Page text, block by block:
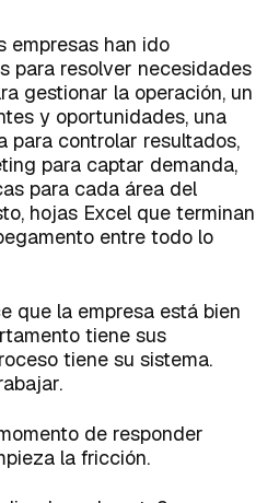
empresas han ido
para resolver necesidades
gestionar la operación, un
y oportunidades, una
para controlar resultados,
para captar demanda,
para cada área del
hojas Excel que terminan
entre todo lo
que la empresa está bien
tiene sus
tiene su sistema.
de responder
la fricción.